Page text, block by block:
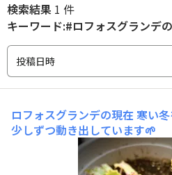
検索結果 1 件
キーワード:#ロフォスグランデ
投稿日時
ロフォスグランデの現在 寒い
少しずつ動き出しています🌱